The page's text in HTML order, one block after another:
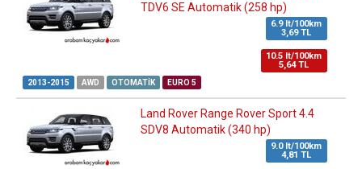
TDV6 SE Automatik (258 hp)
6.9 lt/100km
3,69 TL
10.5 lt/100km
5,64 TL
2013-2015 AWD OTOMATIK EURO 5
Land Rover Range Rover Sport 4.4
SDV8 Automatik (340 hp)
9.0 lt/100km
4,81 TL